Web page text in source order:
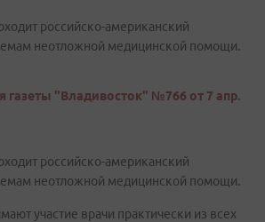
российско-американский
неотложной медицинской помощи.
газеты "Владивосток" №766 от 7 апр.
российско-американский
неотложной медицинской помощи.
участие врачи практически из всех